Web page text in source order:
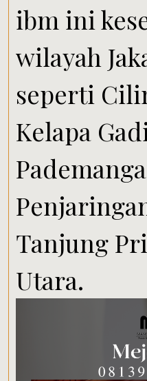
ibm ini
wilayah
seperti
Kelapa
Tanjung
Utara.